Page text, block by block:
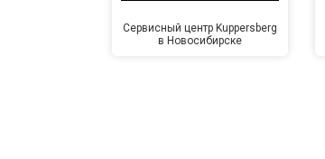
Сервисный центр Kuppersberg
в Новосибирске